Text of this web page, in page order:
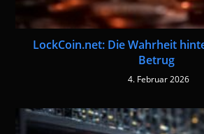
LockCoin.net: Die Wahrheit
Betrug
4. Februar 2026